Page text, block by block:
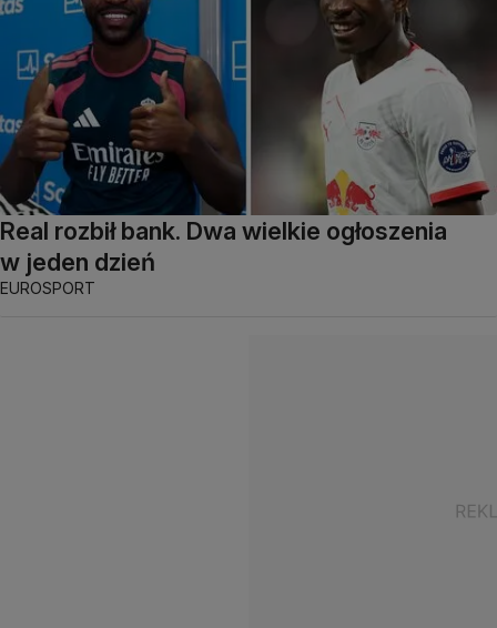
Real rozbił bank. Dwa wielkie ogłoszenia
w jeden dzień
EUROSPORT